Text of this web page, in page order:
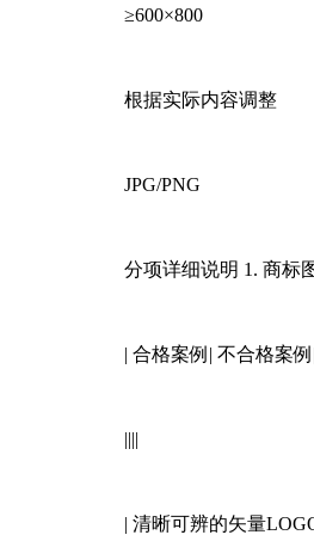
≥600×800
根据实际内容调整
JPG/PNG
分项详细说明️ 1. 商标
| 合格案例| 不合格案
||||
| 清晰可辨的矢量